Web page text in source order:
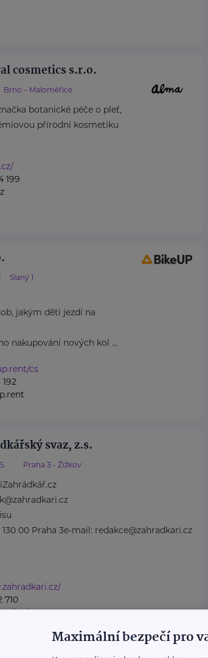
cosmetics s.r.o.
Brno – Maloměřice
botanické péče o pleť,
přírodní kosmetiku
199
Slaný 1
jakým děti jezdí na
nakupování nových kol ...
cs
svaz, z.s.
Praha 3 - Žižkov
130 00 Praha 3e-mail: redakce@zahradkari.cz
710
Maximální bezpečí pro